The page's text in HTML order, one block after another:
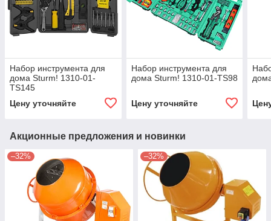
Набор инструмента для
дома Sturm! 1310-01-
TS145
Цену уточняйте
Набор инструмента для
дома Sturm! 1310-01-TS98
Цену уточняйте
Акционные предложения и новинки
–32% –32%